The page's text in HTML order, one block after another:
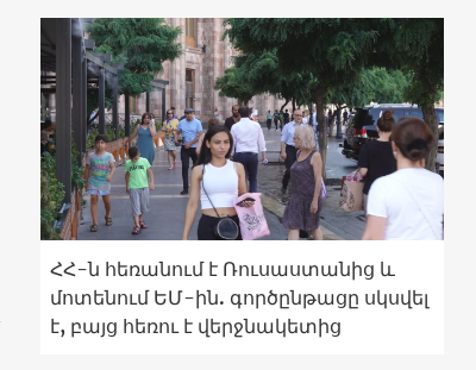
ՀՀ-ն հեռանում է Ռուսաստանից և
մոտենում ԵՄ-ին. գործընթացը սկսվել
է, բայց հեռու է վերջնակետից